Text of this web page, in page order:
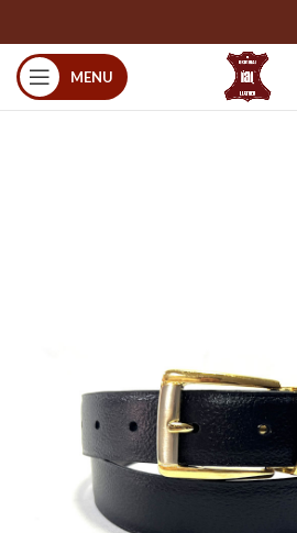
MENU